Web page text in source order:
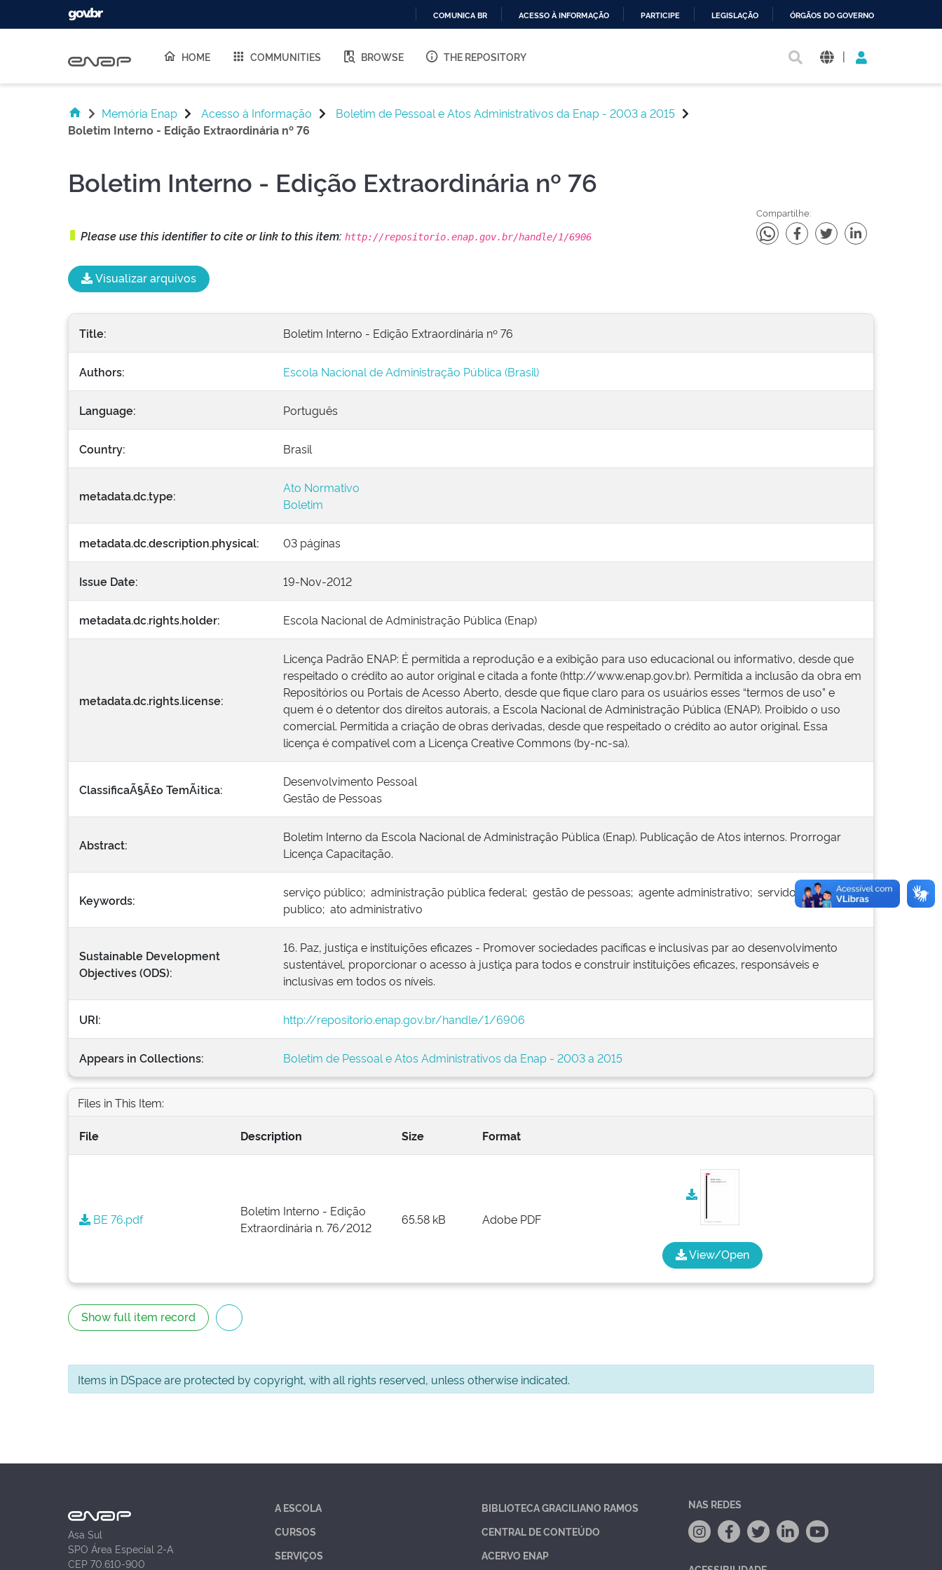
O
COMUNICA BR ACESSO À INFORMAÇÃO PARTICIPE LEGISLAÇÃO ÓRGÃOS DO GOVERNO
HOME COMMUNITIES BROWSE THE REPOSITORY |
Memória Enap Acesso à Informação
Boletim de Pessoal e Atos Administrativos da Enap - 2003 a 2015
Boletim Interno - Edição Extraordinária nº 76
Boletim Interno - Edição Extraordinária nº 76
Please use this identifier to cite or link to this item: http://repositorio.enap.gov.br/handle/1/6906
Compartilhe:
Visualizar arquivos
Title: Boletim Interno - Edição Extraordinária nº 76
Authors: Escola Nacional de Administração Pública (Brasil)
Language: Português
Country: Brasil
metadata.dc.type:
Ato Normativo
Boletim
metadata.dc.description.physical: 03 páginas
Issue Date: 19-Nov-2012
metadata.dc.rights.holder: Escola Nacional de Administração Pública (Enap)
metadata.dc.rights.license:
Licença Padrão ENAP: É permitida a reprodução e a exibição para uso educacional ou informativo, desde que
respeitado o crédito ao autor original e citada a fonte (http://www.enap.gov.br). Permitida a inclusão da obra em
Repositórios ou Portais de Acesso Aberto, desde que fique claro para os usuários esses “termos de uso” e
quem é o detentor dos direitos autorais, a Escola Nacional de Administração Pública (ENAP). Proibido o uso
comercial. Permitida a criação de obras derivadas, desde que respeitado o crédito ao autor original. Essa
licença é compatível com a Licença Creative Commons (by-nc-sa).
ClassificaÃ§Ã£o TemÃ¡tica:
Desenvolvimento Pessoal
Gestão de Pessoas
Abstract:
Boletim Interno da Escola Nacional de Administração Pública (Enap). Publicação de Atos internos. Prorrogar
Licença Capacitação.
Keywords:
serviço público; administração pública federal; gestão de pessoas; agente administrativo; servidor
publico; ato administrativo
Sustainable Development
Objectives (ODS):
16. Paz, justiça e instituições eficazes - Promover sociedades pacíficas e inclusivas par ao desenvolvimento
sustentável, proporcionar o acesso à justiça para todos e construir instituições eficazes, responsáveis e
inclusivas em todos os níveis.
URI: http://repositorio.enap.gov.br/handle/1/6906
Appears in Collections: Boletim de Pessoal e Atos Administrativos da Enap - 2003 a 2015
Files in This Item:
File Description Size Format
BE 76.pdf
Boletim Interno - Edição
Extraordinária n. 76/2012
65.58 kB Adobe PDF
View/Open
Show full item record
Items in DSpace are protected by copyright, with all rights reserved, unless otherwise indicated.
Asa Sul
SPO Área Especial 2-A
CEP 70.610-900
A ESCOLA
CURSOS
SERVIÇOS
BIBLIOTECA GRACILIANO RAMOS
CENTRAL DE CONTEÚDO
ACERVO ENAP
NAS REDES